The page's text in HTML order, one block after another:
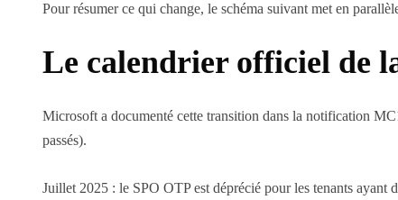
Pour résumer ce qui change, le schéma suivant met en
Le calendrier officiel de
Microsoft a documenté cette transition dans la notification
passés).
Juillet 2025 : le SPO OTP est déprécié pour les tenants ayant